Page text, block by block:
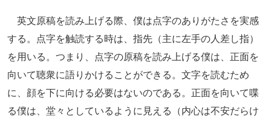
英文原稿を読み上げる際、僕は点字のありがたさを実感
する。点字を触読する時は、指先（主に左手の人差し指）
を用いる。つまり、点字の原稿を読み上げる僕は、正面を
向いて聴衆に語りかけることができる。文字を読むため
に、顔を下に向ける必要はないのである。正面を向いて喋
る僕は、堂々としているように見える（内心は不安だらけ